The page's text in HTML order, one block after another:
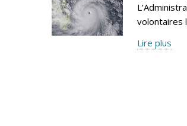
volontaires
Lire plus